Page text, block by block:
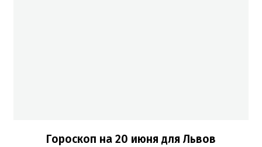
Гороскоп на 20 июня для Львов